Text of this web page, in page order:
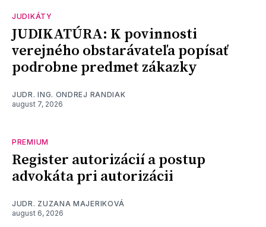
JUDIKÁTY
JUDIKATÚRA: K povinnosti
verejného obstarávateľa popísať
podrobne predmet zákazky
JUDR. ING. ONDREJ RANDIAK
august 7, 2026
PREMIUM
Register autorizácií a postup
advokáta pri autorizácii
JUDR. ZUZANA MAJERIKOVÁ
august 6, 2026